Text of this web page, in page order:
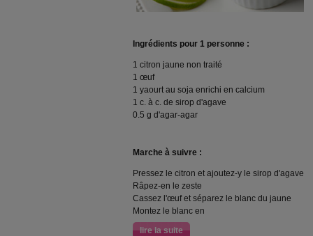
Ingrédients pour 1 personne :
1 citron jaune non traité
1 œuf
1 yaourt au soja enrichi en calcium
1 c. à c. de sirop d'agave
0.5 g d'agar-agar
Marche à suivre :
Pressez le citron et ajoutez-y le sirop d'agave
Râpez-en le zeste
Cassez l'œuf et séparez le blanc du jaune
Montez le blanc en
lire la suite